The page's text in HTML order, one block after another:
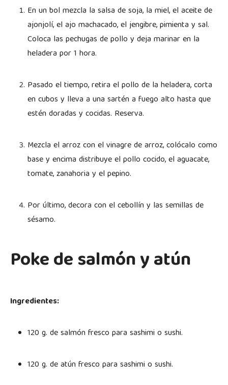
En un bol mezcla la salsa de soja, la miel, el aceite de
ajonjolí, el ajo machacado, el jengibre, pimienta y sal.
Coloca las pechugas de pollo y deja marinar en la
heladera por 1 hora.
Pasado el tiempo, retira el pollo de la heladera, corta
en cubos y lleva a una sartén a fuego alto hasta que
estén doradas y cocidas. Reserva.
Mezcla el arroz con el vinagre de arroz, colócalo como
base y encima distribuye el pollo cocido, el aguacate,
tomate, zanahoria y el pepino.
Por último, decora con el cebollín y las semillas de
sésamo.
Poke de salmón y atún
Ingredientes:
120 g. de salmón fresco para sashimi o sushi.
120 g. de atún fresco para sashimi o sushi.